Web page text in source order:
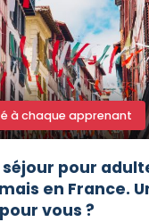
à chaque apprenant
pour
en France.
vous ?